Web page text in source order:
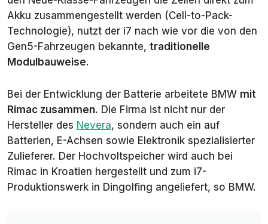
Akku zusammengestellt werden (Cell-to-Pack-
Technologie), nutzt der i7 nach wie vor die von den
Gen5-Fahrzeugen bekannte, traditionelle
Modulbauweise.
Bei der Entwicklung der Batterie arbeitete BMW mit
Rimac zusammen. Die Firma ist nicht nur der
Hersteller des Nevera, sondern auch ein auf
Batterien, E-Achsen sowie Elektronik spezialisierter
Zulieferer. Der Hochvoltspeicher wird auch bei
Rimac in Kroatien hergestellt und zum i7-
Produktionswerk in Dingolfing angeliefert, so BMW.